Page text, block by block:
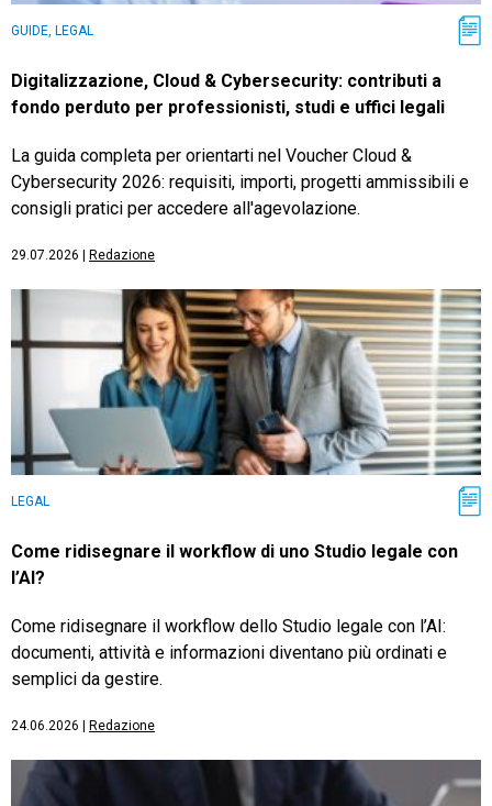
GUIDE, LEGAL
Digitalizzazione, Cloud & Cybersecurity: contributi a
fondo perduto per professionisti, studi e uffici legali
La guida completa per orientarti nel Voucher Cloud &
Cybersecurity 2026: requisiti, importi, progetti ammissibili e
consigli pratici per accedere all'agevolazione.
29.07.2026 Redazione
LEGAL
Come ridisegnare il workflow di uno Studio legale con
l’AI?
Come ridisegnare il workflow dello Studio legale con l’AI:
documenti, attività e informazioni diventano più ordinati e
semplici da gestire.
24.06.2026 Redazione